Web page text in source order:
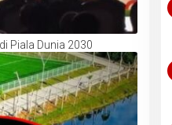
Piala Dunia 2030